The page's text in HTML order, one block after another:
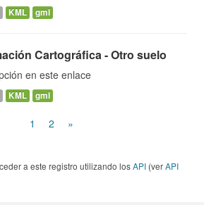
KML gml
Cartográfica - Otro suelo
en este enlace
KML gml
1 2 »
a este registro utilizando losAPI (verAPI